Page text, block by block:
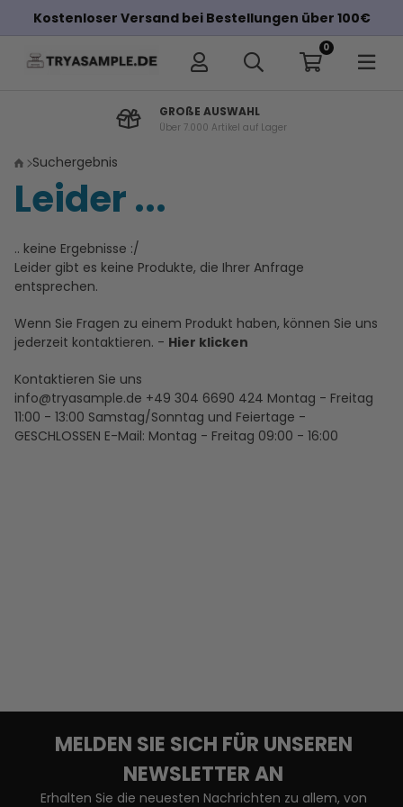
Kostenloser Versand bei Bestellungen über 100€
0
GROßE AUSWAHL
Über 7.000 Artikel auf Lager
Suchergebnis
Leider ...
.. keine Ergebnisse :/
Leider gibt es keine Produkte, die Ihrer Anfrage
entsprechen.
Wenn Sie Fragen zu einem Produkt haben, können Sie uns
jederzeit kontaktieren. - Hier klicken
Kontaktieren Sie uns
info@tryasample.de +49 304 6690 424 Montag - Freitag
11:00 - 13:00 Samstag/Sonntag und Feiertage -
GESCHLOSSEN E-Mail: Montag - Freitag 09:00 - 16:00
MELDEN SIE SICH FÜR UNSEREN
NEWSLETTER AN
Erhalten Sie die neuesten Nachrichten zu allem, von